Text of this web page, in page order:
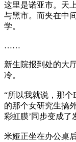
这里是诺亚市。天
与黑市。而夹在中
学。
……
新生院报到处的大
冷。
“所以我就说，那
的那个女研究生搞
彩虹膜’同步变成了
米娅正坐在办公桌